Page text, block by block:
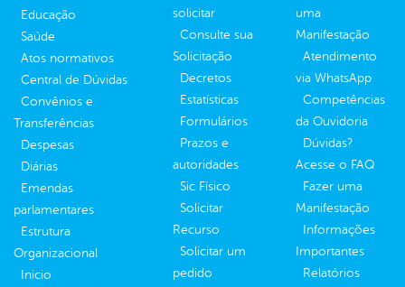
Educação
Saúde
Atos normativos
Central de Dúvidas
Convênios e
Transferências
Despesas
Diárias
Emendas
parlamentares
Estrutura
Organizacional
Inicio
solicitar
Consulte sua
Solicitação
Decretos
Estatísticas
Formulários
Prazos e
autoridades
Sic Físico
Solicitar
Recurso
Solicitar um
pedido
uma
Manifestação
Atendimento
via WhatsApp
Competências
da Ouvidoria
Dúvidas?
Acesse o FAQ
Fazer uma
Manifestação
Informações
Importantes
Relatórios